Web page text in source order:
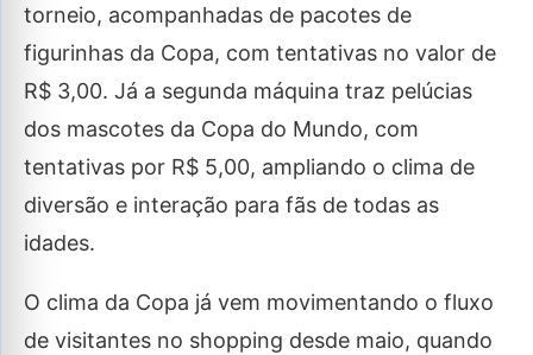
torneio, acompanhadas de pacotes de
figurinhas da Copa, com tentativas no valor de
R$ 3,00. Já a segunda máquina traz pelúcias
dos mascotes da Copa do Mundo, com
tentativas por R$ 5,00, ampliando o clima de
diversão e interação para fãs de todas as
idades.
O clima da Copa já vem movimentando o fluxo
de visitantes no shopping desde maio, quando